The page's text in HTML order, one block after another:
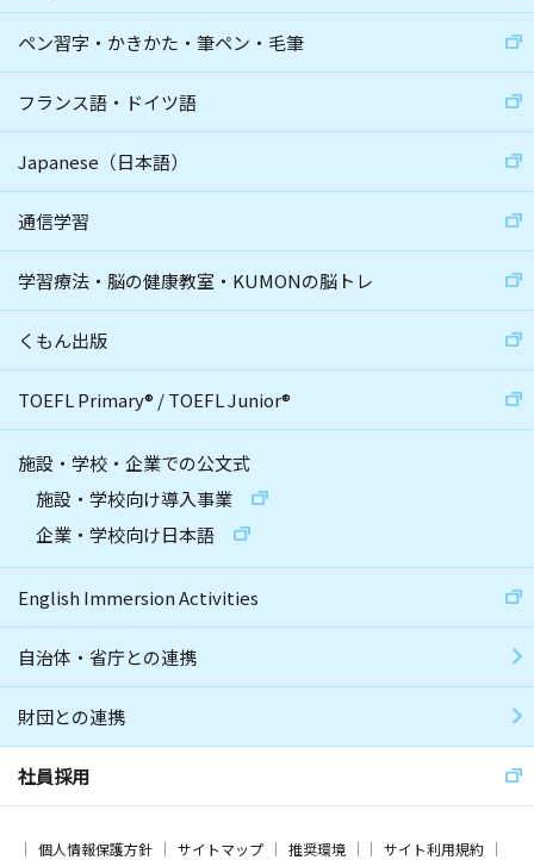
ペン習字・かきかた・筆ペン・毛筆
フランス語・ドイツ語
Japanese（日本語）
通信学習
学習療法・脳の健康教室・KUMONの脳トレ
くもん出版
TOEFL Primary® /TOEFL Junior®
施設・学校・企業での公文式
施設・学校向け導入事業
企業・学校向け日本語
English Immersion Activities
自治体・省庁との連携
財団との連携
社員採用
個人情報保護方針 サイトマップ 推奨環境 サイト利用規約